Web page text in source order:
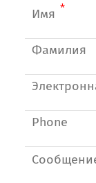
Имя
Сообщение